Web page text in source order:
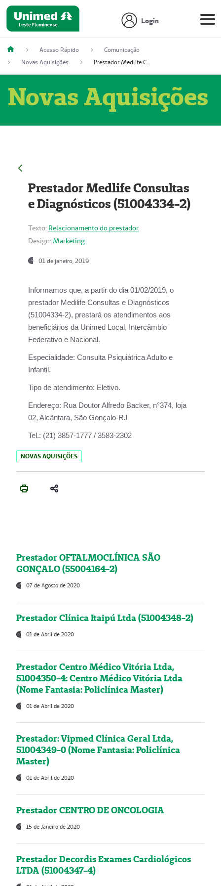
Login
Acesso Rápido
Comunicação
Novas Aquisições
Prestador Medlife Consultas e Diagnósticos (51004334-2)
Novas Aquisições
Prestador Medlife Consultas
e Diagnósticos (51004334-2)
Texto: Relacionamento do prestador
Design: Marketing
01 de janeiro, 2019
Informamos que, a partir do dia 01/02/2019, o
prestador Medilife Consultas e Diagnósticos
(51004334-2), prestará os atendimentos aos
beneficiários da Unimed Local, Intercâmbio
Federativo e Nacional.
Especialidade: Consulta Psiquiátrica Adulto e
Infantil.
Tipo de atendimento: Eletivo.
Endereço: Rua Doutor Alfredo Backer, n°374, loja
02, Alcântara, São Gonçalo-RJ
Tel.: (21) 3857-1777 / 3583-2302
NOVAS AQUISIÇÕES
Prestador OFTALMOCLÍNICA SÃO
GONÇALO (55004164-2)
07 de Agosto de 2020
Prestador Clínica Itaipú Ltda (51004348-2)
01 de Abril de 2020
Prestador Centro Médico Vitória Ltda,
51004350-4: Centro Médico Vitória Ltda
(Nome Fantasia: Policlínica Master)
01 de Abril de 2020
Prestador: Vipmed Clínica Geral Ltda,
51004349-0 (Nome Fantasia: Policlínica
Master)
01 de Abril de 2020
Prestador CENTRO DE ONCOLOGIA
15 de Janeiro de 2020
Prestador Decordis Exames Cardiológicos
LTDA (51004347-4)